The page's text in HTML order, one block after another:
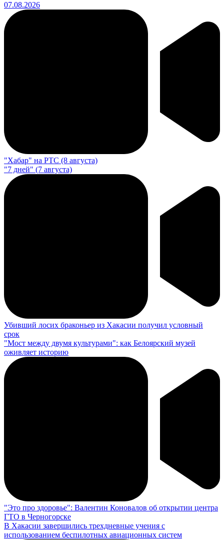
07.08.2026
"Хабар" на РТС (8 августа)
"7 дней" (7 августа)
Убивший лосих браконьер из Хакасии получил условный
срок
"Мост между двумя культурами": как Белоярский музей
оживляет историю
"Это про здоровье": Валентин Коновалов об открытии центра
ГТО в Черногорске
В Хакасии завершились трехдневные учения с
использованием беспилотных авиационных систем